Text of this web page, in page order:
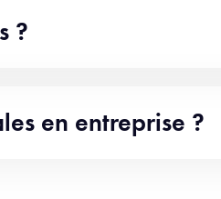
?
en entreprise ?